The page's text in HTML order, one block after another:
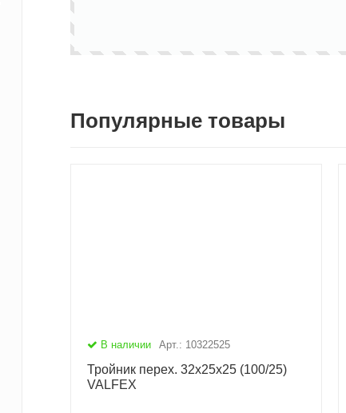
Популярные товары
В наличии Арт.: 10322525
Тройник перех. 32х25х25 (100/25)
VALFEX